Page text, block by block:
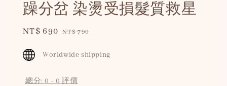
躁分岔 染燙受損髮質救星
Sale
NT$ 690 Regular
NT$ 790
Worldwide shipping
總分:0 - 0 評價